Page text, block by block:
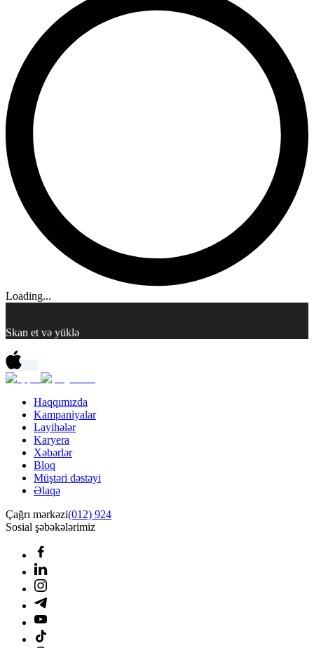
Loading...
Skan et və yüklə
Haqqımızda
Kampaniyalar
Layihələr
Karyera
Xəbərlər
Bloq
Müştəri dəstəyi
Əlaqə
Çağrı mərkəzi(012) 924
Sosial şəbəkələrimiz